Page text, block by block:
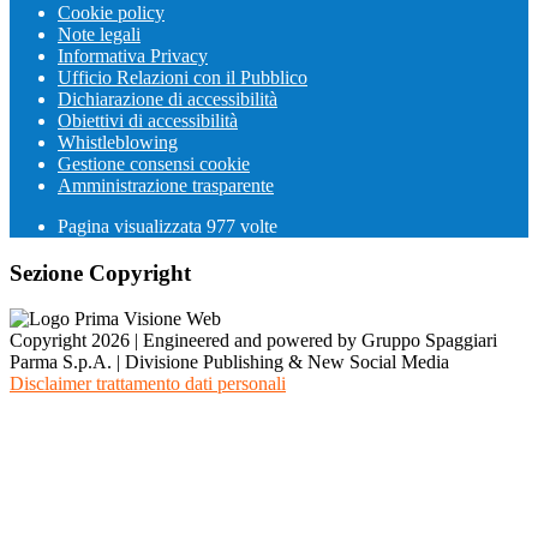
Cookie policy
Note legali
Informativa Privacy
Ufficio Relazioni con il Pubblico
Dichiarazione di accessibilità
Obiettivi di accessibilità
Whistleblowing
Gestione consensi cookie
Amministrazione trasparente
Pagina visualizzata 977 volte
Sezione Copyright
Copyright 2026 | Engineered and powered by Gruppo Spaggiari
Parma S.p.A. | Divisione Publishing & New Social Media
Disclaimer trattamento dati personali